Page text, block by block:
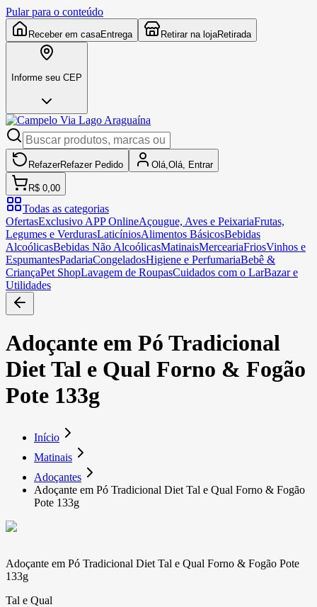
Pular para o conteúdo
Receber em casaEntrega Retirar na lojaRetirada
Informe seu CEP
RefazerRefazer Pedido Olá, Olá, Entrar
R$ 0,00
Todas as categorias
OfertasExclusivo APP OnlineAçougue, Aves e PeixariaFrutas,
Legumes e VerdurasLaticíniosAlimentos BásicosBebidas
AlcoólicasBebidas Não AlcoólicasMatinaisMerceariaFriosVinhos e
EspumantesPadariaCongeladosHigiene e PerfumariaBebê &
CriançaPet ShopLavagem de RoupasCuidados com o LarBazar e
Utilidades
Adoçante em Pó Tradicional
Diet Tal e Qual Forno & Fogão
Pote 133g
Início
Matinais
Adoçantes
Adoçante em Pó Tradicional Diet Tal e Qual Forno & Fogão
Pote 133g
Adoçante em Pó Tradicional Diet Tal e Qual Forno & Fogão Pote
133g
Tal e Qual